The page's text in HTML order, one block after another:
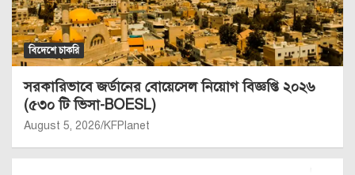
বিদেশে চাকরি
সরকারিভাবে জর্ডানের বোয়েসেল নিয়োগ বিজ্ঞপ্তি ২০২৬
(৫৩০ টি ভিসা-BOESL)
August 5, 2026 KFPlanet